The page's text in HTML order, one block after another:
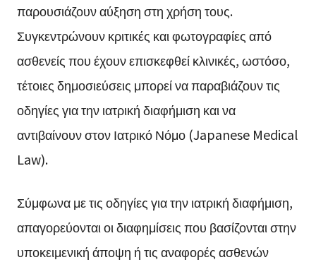
παρουσιάζουν αύξηση στη χρήση τους.
Συγκεντρώνουν κριτικές και φωτογραφίες από
ασθενείς που έχουν επισκεφθεί κλινικές, ωστόσο,
τέτοιες δημοσιεύσεις μπορεί να παραβιάζουν τις
οδηγίες για την ιατρική διαφήμιση και να
αντιβαίνουν στον Ιατρικό Νόμο (Japanese Medical
Law).
Σύμφωνα με τις οδηγίες για την ιατρική διαφήμιση,
απαγορεύονται οι διαφημίσεις που βασίζονται στην
υποκειμενική άποψη ή τις αναφορές ασθενών